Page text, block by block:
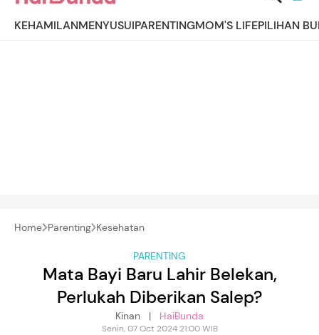
KEHAMILANMENYUSUIPARENTINGMOM'S LIFEPILIHAN
Home Parenting Kesehatan
PARENTING
Mata Bayi Baru Lahir Belekan,
Perlukah Diberikan Salep?
Kinan | HaiBunda
Senin, 07 Oct 2024 21:00 WIB